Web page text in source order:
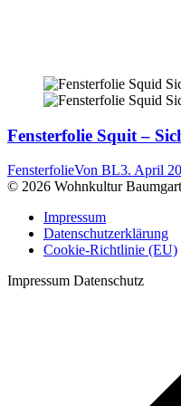
Fensterfolie Squit –
FensterfolieVon BL3. April
© 2026 Wohnkultur
Impressum
Datenschutzerklärung
Cookie-Richtlinie (EU)
Impressum Datenschutz